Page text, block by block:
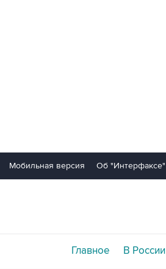
Мобильная версия Об "Интерфаксе"
Главное В России